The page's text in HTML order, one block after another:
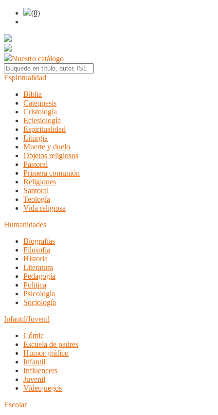
(0)
Nuestro catálogo
Espiritualidad
Biblia
Catequesis
Cristología
Eclesiología
Espiritualidad
Liturgia
Muerte y duelo
Objetos religiosos
Pastoral
Primera comunión
Religiones
Santoral
Teología
Vida religiosa
Humanidades
Biografías
Filosofía
Historia
Literatura
Pedagogía
Política
Psicología
Sociología
Infantil/Juvenil
Cómic
Escuela de padres
Humor gráfico
Infantil
Influencers
Juvenil
Videojuegos
Escolar